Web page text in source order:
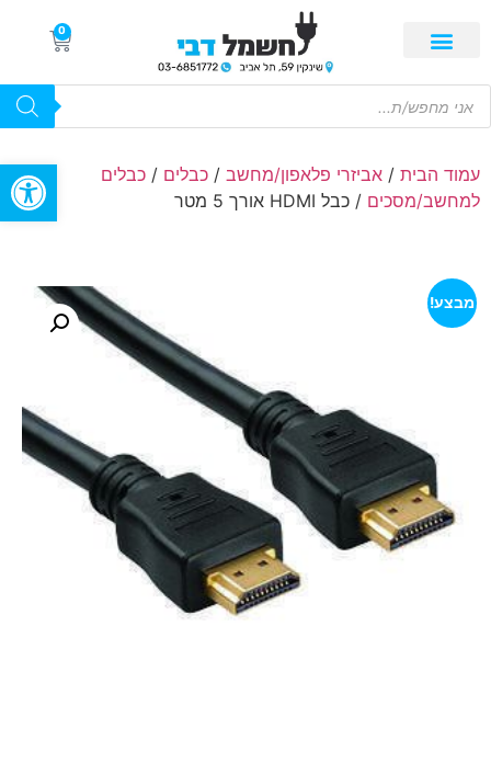
פתח
0
עמוד הבית / אביזרי פלאפון/מחשב / כבלים / כבלים
למחשב/מסכים / כבל HDMI אורך 5 מטר
מבצע!